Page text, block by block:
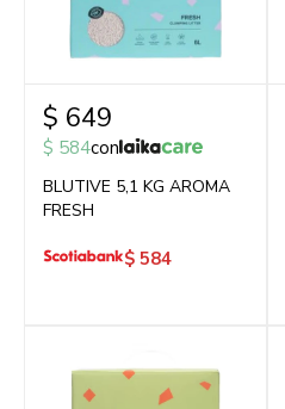
$ 649
$ 584con
BLUTIVE 5,1 KG AROMA
FRESH
$ 584